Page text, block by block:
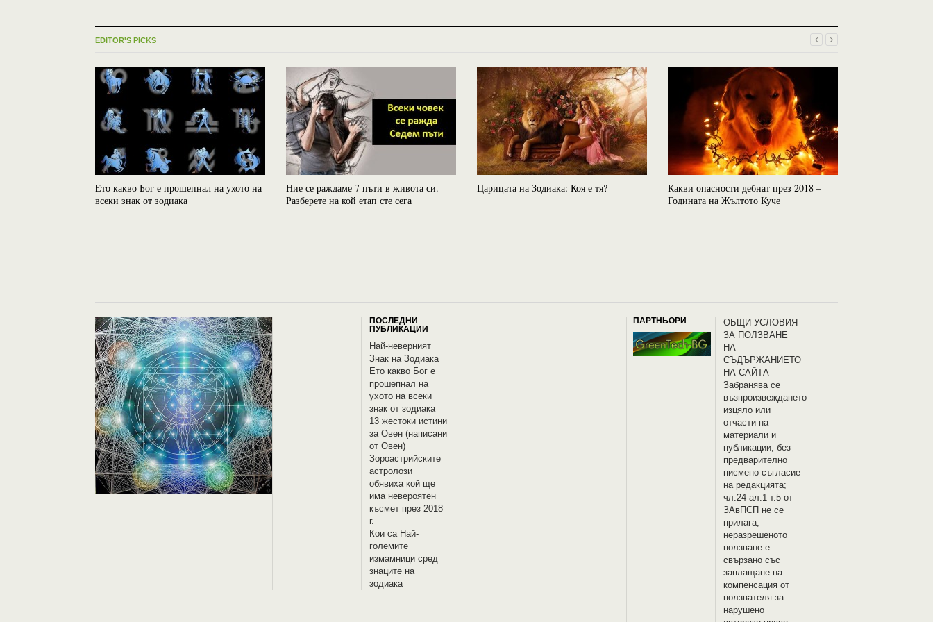
EDITOR'S PICKS
Ето какво Бог е прошепнал на ухото на
всеки знак от зодиака
Ние се раждаме 7 пъти в живота си.
Разберете на кой етап сте сега
Царицата на Зодиака: Коя е тя?
Какви опасности дебнат през 2018 –
Годината на Жълтото Куче
ПОСЛЕДНИ
ПУБЛИКАЦИИ
Най-неверният
Знак на Зодиака
Ето какво Бог е
прошепнал на
ухото на всеки
знак от зодиака
13 жестоки истини
за Овен (написани
от Овен)
Зороастрийските
астролози
обявиха кой ще
има невероятен
късмет през 2018
г.
Кои са Най-
големите
измамници сред
знаците на
зодиака
ПАРТНЬОРИ
OБЩИ УСЛОВИЯ
ЗА ПОЛЗВАНЕ
НА
СЪДЪРЖАНИЕТО
НА САЙТА
Забранява се
възпроизвеждането
изцяло или
отчасти на
материали и
публикации, без
предварително
писмено съгласие
на редакцията;
чл.24 ал.1 т.5 от
ЗАвПСП не се
прилага;
неразрешеното
ползване е
свързано със
заплащане на
компенсация от
ползвателя за
нарушено